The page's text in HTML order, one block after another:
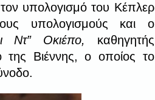
υπολογισμό του Κέπλερ
υπολογισμούς και ο
Ντ” Οκιέπο, καθηγητής
της Βιέννης, ο οποίος το